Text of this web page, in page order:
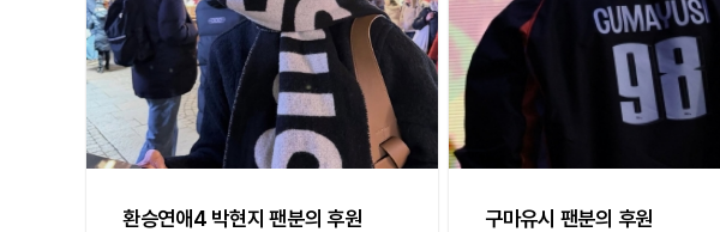
환승연애4 박현지 팬분의 후원 구마유시 팬분의 후원